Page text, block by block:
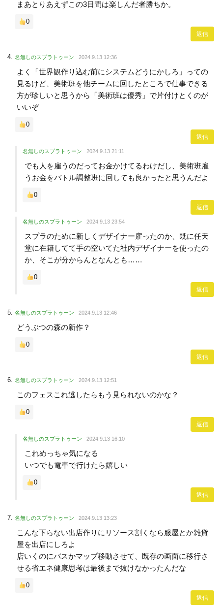
まあとりあえずこの3日間は楽しんだ者勝ちか。
0
返信
名無しのスプラトゥーン 2024.9.13 12:36
よく「世界観作り込む前にシステムどうにかしろ」っての
見るけど、美術班を他チームに回したところで仕事できる
方が珍しいと思うから「美術班は優秀」で片付けとくのが
いいぞ
0
返信
名無しのスプラトゥーン 2024.9.13 21:11
でも人を雇うのだってお金かけてるわけだし、美術班雇
うお金をバトル調整班に回しても良かったと思うんだよ
0
返信
名無しのスプラトゥーン 2024.9.13 23:54
スプラのために新しくデザイナー雇ったのか、既に任天
堂に在籍してて手の空いてた社内デザイナーを使ったの
か、そこが分からんとなんとも……
0
返信
名無しのスプラトゥーン 2024.9.13 12:46
どうぶつの森の新作？
0
返信
名無しのスプラトゥーン 2024.9.13 12:51
このフェスこれ逃したらもう見られないのかな？
0
返信
名無しのスプラトゥーン 2024.9.13 16:10
これめっちゃ気になる
いつでも電車で行けたら嬉しい
0
返信
名無しのスプラトゥーン 2024.9.13 13:23
こんな下らない出店作りにリソース割くなら服屋とか雑貨
屋を出店にしろよ
店いくのにバスかマップ移動させて、既存の画面に移行さ
せる省エネ健康思考は最後まで抜けなかったんだな
0
返信